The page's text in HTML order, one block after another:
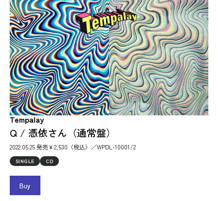
Tempalay
Q / 憑依さん（通常盤）
2022.05.25 発売￥2,530（税込）／WPDL-10001/2
SINGLE CD
Buy